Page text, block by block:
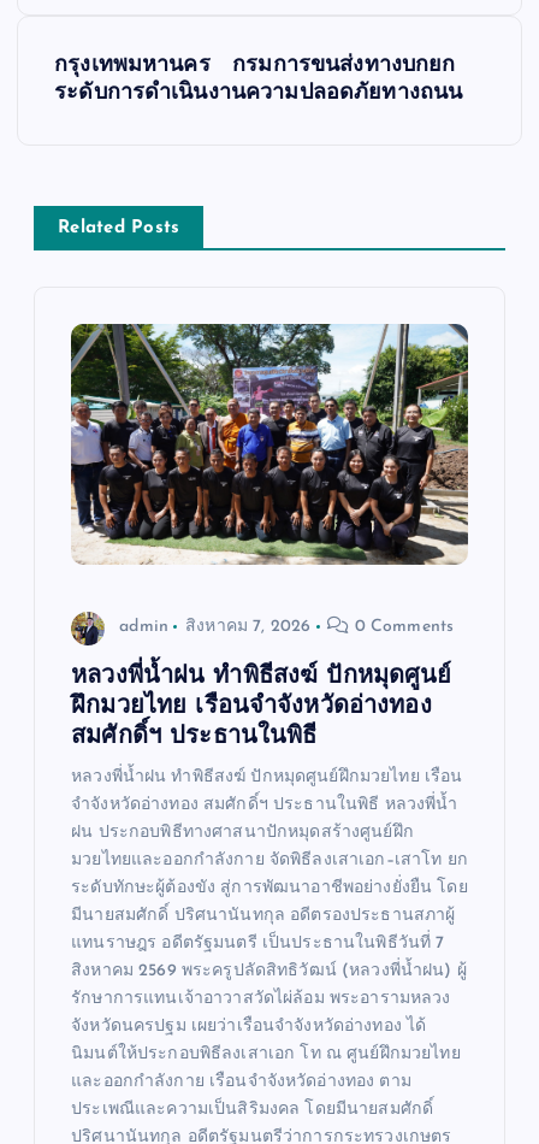
นำ
ง
กรุงเทพมหานคร กรมการขนส่งทางบกยก
ระดับการดำเนินงานความปลอดภัยทางถนน
Related Posts
admin สิงหาคม 7, 2026 0 Comments
หลวงพี่น้ำฝน ทำพิธีสงฆ์ ปักหมุดศูนย์
ฝึกมวยไทย เรือนจำจังหวัดอ่างทอง
สมศักดิ์ฯ ประธานในพิธี
หลวงพี่น้ำฝน ทำพิธีสงฆ์ ปักหมุดศูนย์ฝึกมวยไทย เรือน
จำจังหวัดอ่างทอง สมศักดิ์ฯ ประธานในพิธี หลวงพี่น้ำ
ฝน ประกอบพิธีทางศาสนาปักหมุดสร้างศูนย์ฝึก
มวยไทยและออกกำลังกาย จัดพิธีลงเสาเอก–เสาโท ยก
ระดับทักษะผู้ต้องขัง สู่การพัฒนาอาชีพอย่างยั่งยืน โดย
มีนายสมศักดิ์ ปริศนานันทกุล อดีตรองประธานสภาผู้
แทนราษฎร อดีตรัฐมนตรี เป็นประธานในพิธีวันที่ 7
สิงหาคม 2569 พระครูปลัดสิทธิวัฒน์ (หลวงพี่น้ำฝน) ผู้
รักษาการแทนเจ้าอาวาสวัดไผ่ล้อม พระอารามหลวง
จังหวัดนครปฐม เผยว่าเรือนจำจังหวัดอ่างทอง ได้
นิมนต์ให้ประกอบพิธีลงเสาเอก โท ณ ศูนย์ฝึกมวยไทย
และออกกำลังกาย เรือนจำจังหวัดอ่างทอง ตาม
ประเพณีและความเป็นสิริมงคล โดยมีนายสมศักดิ์
ปริศนานันทกุล อดีตรัฐมนตรีว่าการกระทรวงเกษตร